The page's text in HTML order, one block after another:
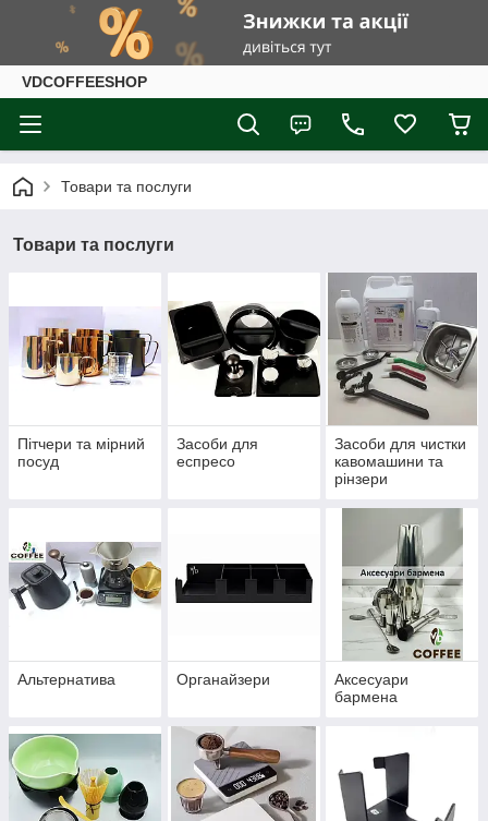
VDCOFFEESHOP
Товари та послуги
Товари та послуги
Пітчери та мірний
посуд
Засоби для
еспресо
Засоби для чистки
кавомашини та
рінзери
Альтернатива Органайзери
Аксесуари
бармена